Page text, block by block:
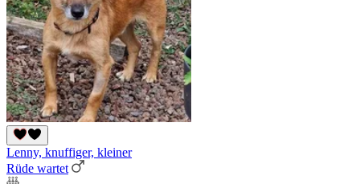
Lenny, knuffiger, kleiner
Rüde wartet